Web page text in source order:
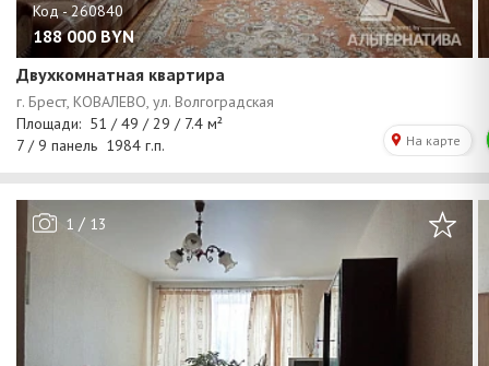
188 000 BYN
Двухкомнатная квартира
1 / 13